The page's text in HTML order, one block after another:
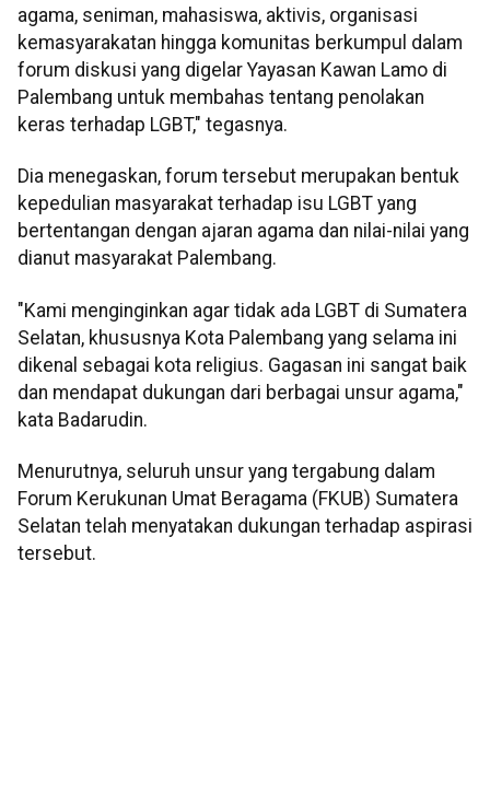
agama, seniman, mahasiswa, aktivis, organisasi
kemasyarakatan hingga komunitas berkumpul dalam
forum diskusi yang digelar Yayasan Kawan Lamo di
Palembang untuk membahas tentang penolakan
keras terhadap LGBT," tegasnya.
Dia menegaskan, forum tersebut merupakan bentuk
kepedulian masyarakat terhadap isu LGBT yang
bertentangan dengan ajaran agama dan nilai-nilai yang
dianut masyarakat Palembang.
"Kami menginginkan agar tidak ada LGBT di Sumatera
Selatan, khususnya Kota Palembang yang selama ini
dikenal sebagai kota religius. Gagasan ini sangat baik
dan mendapat dukungan dari berbagai unsur agama,"
kata Badarudin.
Menurutnya, seluruh unsur yang tergabung dalam
Forum Kerukunan Umat Beragama (FKUB) Sumatera
Selatan telah menyatakan dukungan terhadap aspirasi
tersebut.